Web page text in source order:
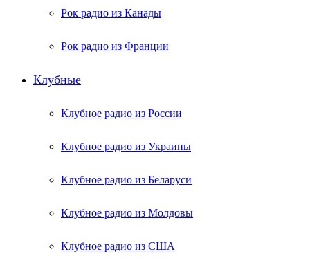
Рок радио из Канады
Рок радио из Франции
Клубные
Клубное радио из России
Клубное радио из Украины
Клубное радио из Беларуси
Клубное радио из Молдовы
Клубное радио из США